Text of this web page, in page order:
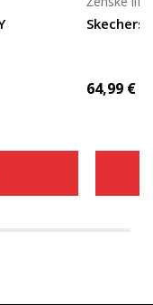
Skechers
64,99 €